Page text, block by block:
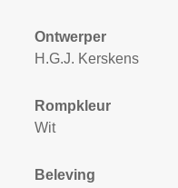
Ontwerper
H.G.J. Kerskens
Rompkleur
Wit
Beleving